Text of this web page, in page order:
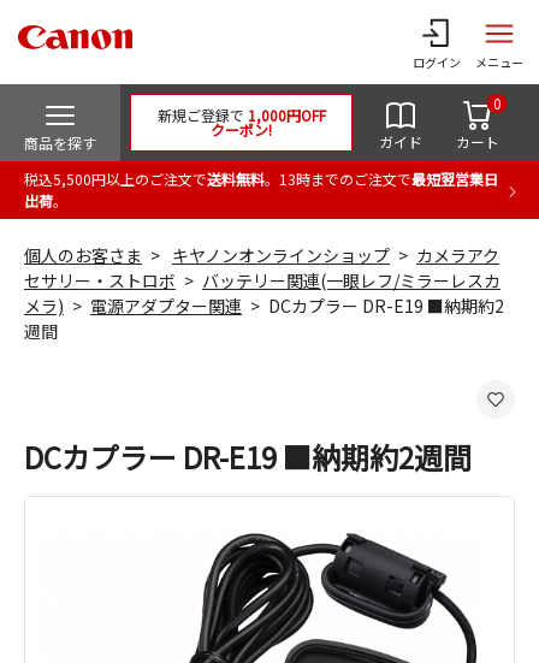
ログイン メニュー
商品を探す
新規ご登録で 1,000円OFF
クーポン!
ガイド カート
0
税込5,500円以上のご注文で送料無料。13時までのご注文で最短翌営業日
出荷。
個人のお客さま キヤノンオンラインショップ
カメラアク
セサリー・ストロボ
バッテリー関連(一眼レフ/ミラーレスカ
メラ)
電源アダプター関連
DCカプラー DR-E19 ■納期約2
週間
DCカプラー DR-E19 ■納期約2週間